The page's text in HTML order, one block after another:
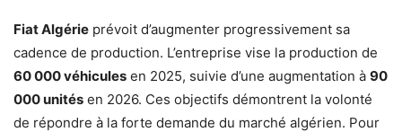
Fiat Algérie prévoit d’augmenter progressivement sa
cadence de production. L’entreprise vise la production de
60 000 véhicules en 2025, suivie d’une augmentation à 90
000 unités en 2026. Ces objectifs démontrent la volonté
de répondre à la forte demande du marché algérien. Pour